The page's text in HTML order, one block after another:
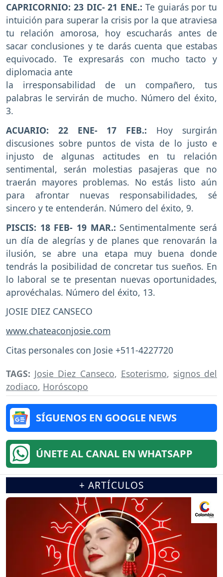
CAPRICORNIO: 23 DIC- 21 ENE.: Te guiarás por tu
intuición para superar la crisis por la que atraviesa
tu relación amorosa, hoy escucharás antes de
sacar conclusiones y te darás cuenta que estabas
equivocado. Te expresarás con mucho tacto y
diplomacia ante
la irresponsabilidad de un compañero, tus
palabras le servirán de mucho. Número del éxito,
3.
ACUARIO: 22 ENE- 17 FEB.: Hoy surgirán
discusiones sobre puntos de vista de lo justo e
injusto de algunas actitudes en tu relación
sentimental, serán molestias pasajeras que no
traerán mayores problemas. No estás listo aún
para afrontar nuevas responsabilidades, sé
sincero y te entenderán. Número del éxito, 9.
PISCIS: 18 FEB- 19 MAR.: Sentimentalmente será
un día de alegrías y de planes que renovarán la
ilusión, se abre una etapa muy buena donde
tendrás la posibilidad de concretar tus sueños. En
lo laboral se te presentan nuevas oportunidades,
aprovéchalas. Número del éxito, 13.
JOSIE DIEZ CANSECO
www.chateaconjosie.com
Citas personales con Josie +511-4227720
TAGS: Josie Diez Canseco, Esoterismo, signos del
zodiaco, Horóscopo
SÍGUENOS EN GOOGLE NEWS
ÚNETE AL CANAL EN WHATSAPP
+ ARTÍCULOS